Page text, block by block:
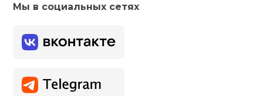
Мы в социальных сетях